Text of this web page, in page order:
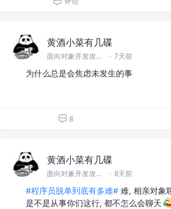
黄酒小菜有几碟
面向对象开发攻城狮 · 7天前
为什么总是会焦虑未发生的事
8
黄酒小菜有几碟
面向对象开发攻城狮 · 8天前
#程序员脱单到底有多难# 难, 相亲对象
是不是从事你们这行, 都不怎么会聊天